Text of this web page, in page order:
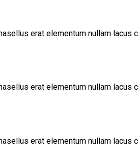
erat elementum nullam lacus
erat elementum nullam lacus
erat elementum nullam lacus